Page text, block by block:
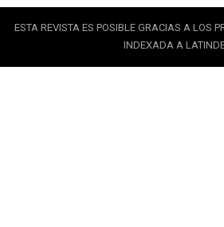
ESTA REVISTA ES POSIBLE GRACIAS A LOS
INDEXADA A